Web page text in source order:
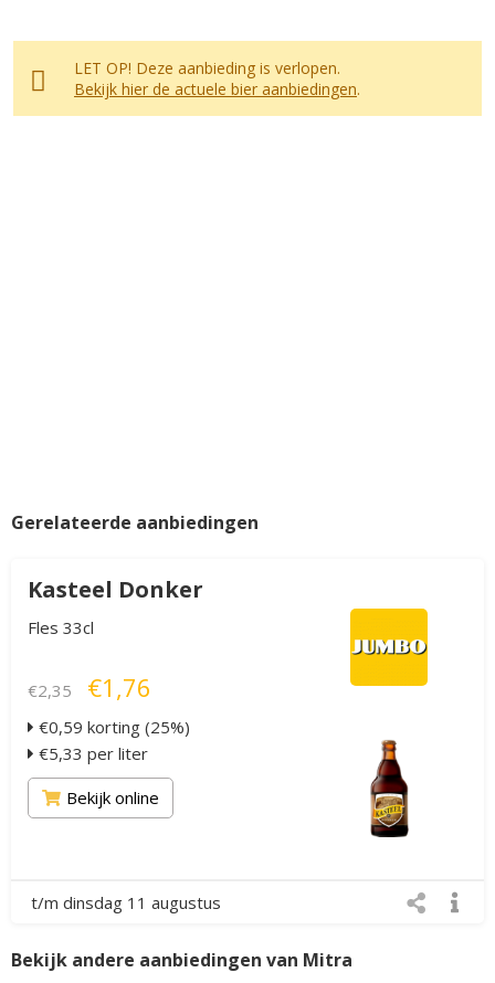
LET OP! Deze aanbieding is verlopen.
Bekijk hier de actuele bier aanbiedingen.
Gerelateerde aanbiedingen
Kasteel Donker
Fles 33cl
€2,35 €1,76
€0,59 korting (25%)
€5,33 per liter
Bekijk online
t/m dinsdag 11 augustus
Bekijk andere aanbiedingen van Mitra